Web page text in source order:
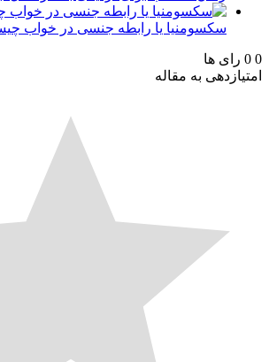
سکسومنیا یا رابطه جنسی در خواب چیست؟
رای ها
به مقاله